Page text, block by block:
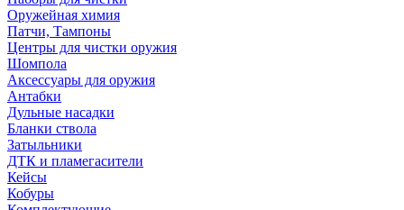
Оружейная химия
Патчи, Тампоны
Центры для чистки оружия
Шомпола
Аксессуары для оружия
Антабки
Дульные насадки
Бланки ствола
Затыльники
ДТК и пламегасители
Кейсы
Кобуры